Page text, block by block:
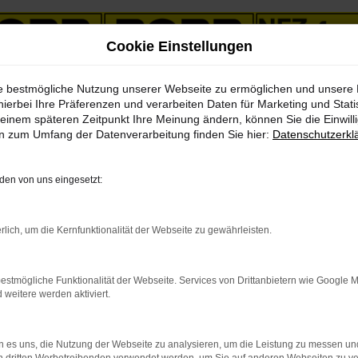
Suhl
mit Lieferservice nach
und durchstarten
sein? Dann lassen Sie uns gemeinsam daran „arbeiten“.
werden auch Sie staunen, wie günstig ein Volvo V90 für
einem Gebrauchtfahrzeug, einem Jahreswagen, einer
Fahrzeuge ist, braucht hoffentlich nicht zusätzlich
Cookie Einstellungen
bestmögliche Nutzung unserer Webseite zu ermöglichen und unsere
Ihre Präferenzen und verarbeiten Daten für Marketing und
späteren Zeitpunkt Ihre Meinung ändern, können Sie die
zum Umfang der Datenverarbeitung finden Sie hier:
von uns eingesetzt:
um die Kernfunktionalität der Webseite zu gewährleisten.
Funktionalität der Webseite. Services von Drittanbietern wie Google
weitere werden aktiviert.
es uns, die Nutzung der Webseite zu analysieren, um die Leistung zu messen